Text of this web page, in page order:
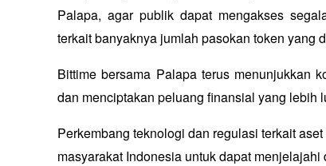
Palapa, agar publik dapat mengakses
terkait banyaknya jumlah pasokan token yang
Bittime bersama Palapa terus menunjukkan
dan menciptakan peluang finansial yang lebih
Perkembang teknologi dan regulasi terkait
masyarakat Indonesia untuk dapat